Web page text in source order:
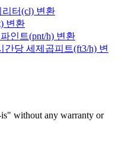
터(cl) 변환
변환
인트(pnt/h) 변환
당 세제곱피트(ft3/h) 변
is" without any warranty or